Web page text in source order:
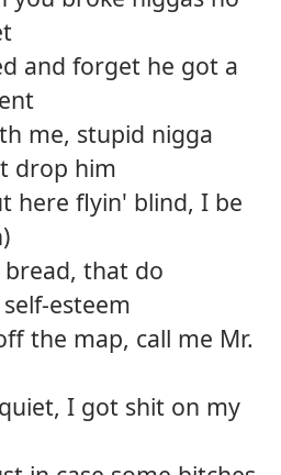
and forget he got a
me, stupid nigga
drop him
here flyin' blind, I be
that do
esteem
the map, call me Mr.
I got shit on my